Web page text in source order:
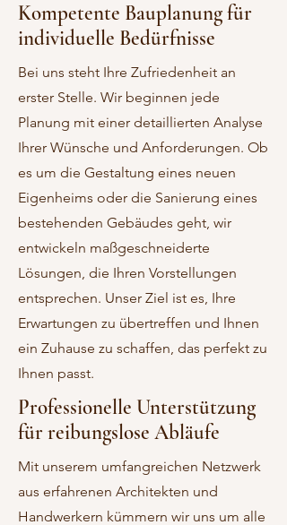
Kompetente Bauplanung für
individuelle Bedürfnisse
Bei uns steht Ihre Zufriedenheit an
erster Stelle. Wir beginnen jede
Planung mit einer detaillierten Analyse
Ihrer Wünsche und Anforderungen. Ob
es um die Gestaltung eines neuen
Eigenheims oder die Sanierung eines
bestehenden Gebäudes geht, wir
entwickeln maßgeschneiderte
Lösungen, die Ihren Vorstellungen
entsprechen. Unser Ziel ist es, Ihre
Erwartungen zu übertreffen und Ihnen
ein Zuhause zu schaffen, das perfekt zu
Ihnen passt.
Professionelle Unterstützung
für reibungslose Abläufe
Mit unserem umfangreichen Netzwerk
aus erfahrenen Architekten und
Handwerkern kümmern wir uns um alle